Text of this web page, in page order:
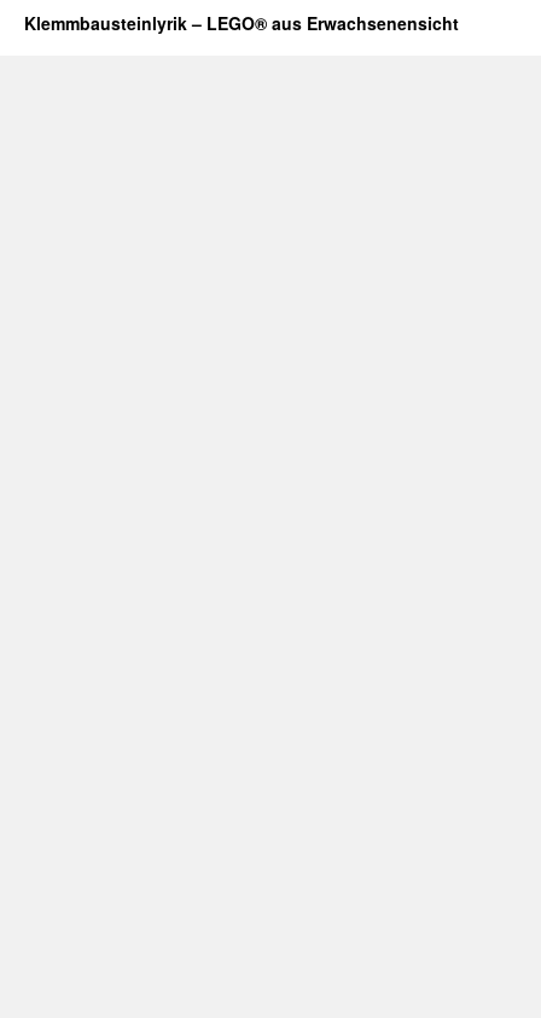
Klemmbausteinlyrik – LEGO® aus Erwachsenensicht